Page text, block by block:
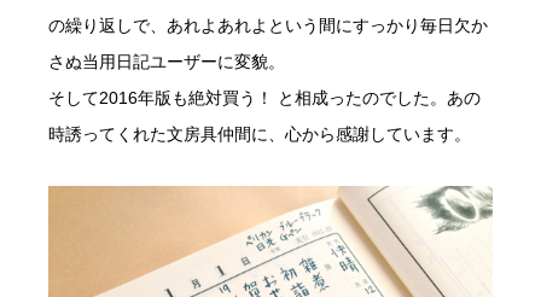
の繰り返しで、あれよあれよという間にすっかり毎日欠か
さぬ当用日記ユーザーに変貌。
そして2016年版も絶対買う！ と相成ったのでした。あの
時誘ってくれた文房具仲間に、心から感謝しています。